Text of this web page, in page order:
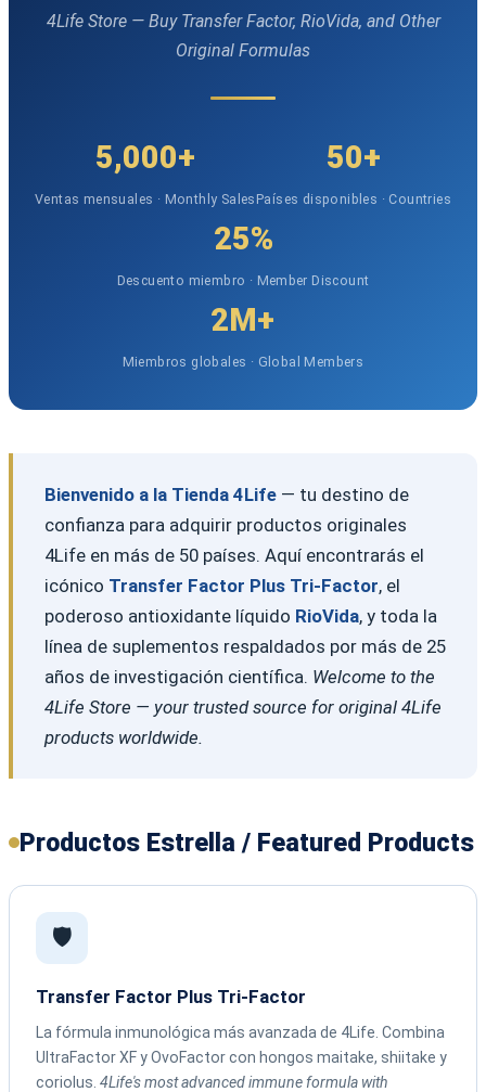
4Life Store — Buy Transfer Factor, RioVida, and Other
Original Formulas
5,000+
Ventas mensuales · Monthly Sales
50+
Países disponibles · Countries
25%
Descuento miembro · Member Discount
2M+
Miembros globales · Global Members
Bienvenido a la Tienda 4Life— tu destino de
confianza para adquirir productos originales
4Life en más de 50 países. Aquí encontrarás el
icónico Transfer Factor Plus Tri-Factor, el
poderoso antioxidante líquido RioVida, y toda la
línea de suplementos respaldados por más de 25
años de investigación científica. Welcome to the
4Life Store — your trusted source for original 4Life
products worldwide.
Productos Estrella / Featured Products
🛡️
Transfer Factor Plus Tri-Factor
La fórmula inmunológica más avanzada de 4Life. Combina
UltraFactor XF y OvoFactor con hongos maitake, shiitake y
coriolus. 4Life's most advanced immune formula with